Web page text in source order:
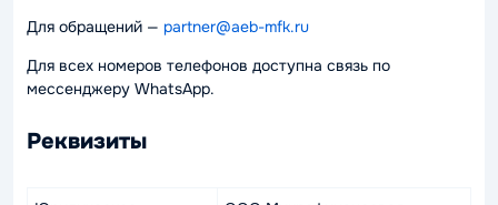
Для обращений — partner@aeb-mfk.ru
Для всех номеров телефонов доступна связь по
мессенджеру WhatsApp.
Реквизиты